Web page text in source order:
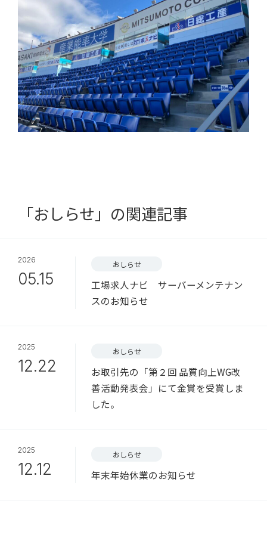
「おしらせ」の関連記事
2026
05.15
おしらせ
工場求人ナビ サーバーメンテナン
スのお知らせ
2025
12.22
おしらせ
お取引先の「第２回 品質向上WG改
善活動発表会」にて金賞を受賞しま
した。
2025
12.12
おしらせ
年末年始休業のお知らせ